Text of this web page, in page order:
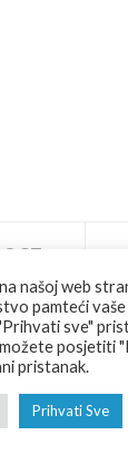
JAJCE
našoj web
pamteći
sve"
posjetiti
pristanak.
Prihvati Sve